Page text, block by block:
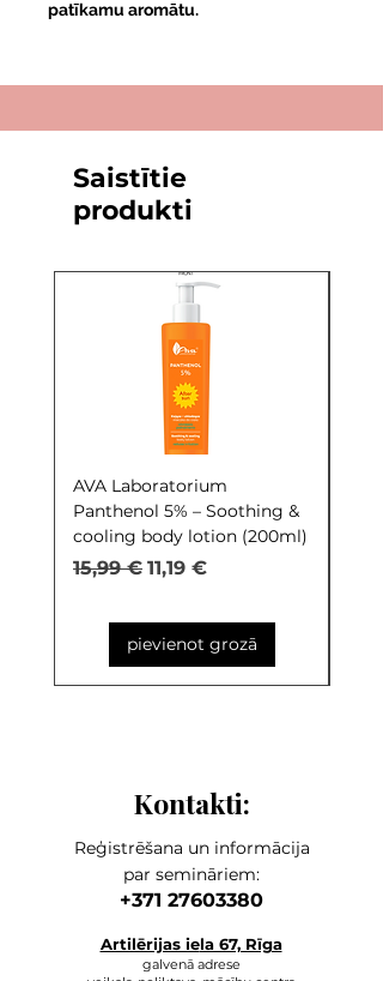
patīkamu aromātu.
Saistītie
produkti
AVA Laboratorium
Panthenol 5% – Soothing &
cooling body lotion (200ml)
Parastā cena
15,99 € Izpārdošanas cena
11,19 €
pievienot grozā
Kontakti:
Reģistrēšana un informācija
par semināriem:
+371 27603380
Artilērijas iela 67, Rīga
galvenā adrese